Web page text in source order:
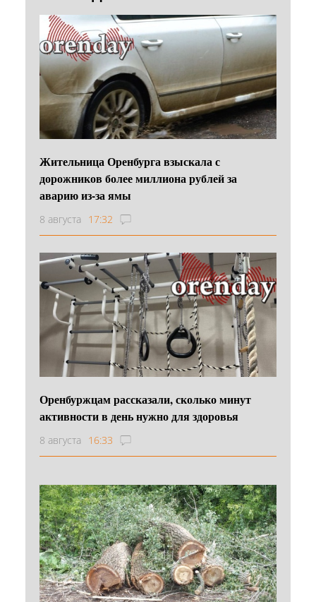
Жительница Оренбурга взыскала с
дорожников более миллиона рублей за
аварию из-за ямы
8 августа 17:32
Оренбуржцам рассказали, сколько минут
активности в день нужно для здоровья
8 августа 16:33